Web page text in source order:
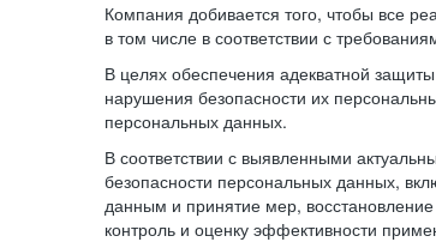
Компания добивается того, чтобы все
в том числе в соответствии с
В целях обеспечения адекватной
нарушения безопасности их
персональных данных.
В соответствии с выявленными
безопасности персональных данных,
данным и принятие мер,
контроль и оценку эффективности